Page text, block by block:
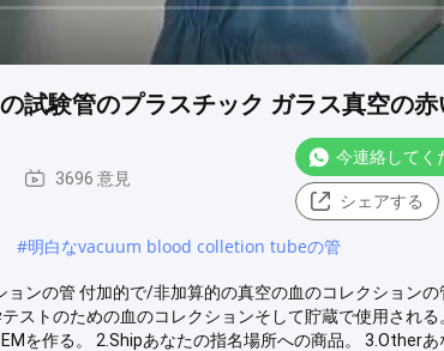
試験管のプラスチック ガラス真空の
3696 意見
今連絡してく
シェアする
#明白なvacuum blood colletion tubeの管
ンの管 付加的で/非加算的の真空の血のコレクションの
ストのための血のコレクションそして貯蔵で使用される
を作る。 2.Shipあなたの指名場所への商品。 3.Otherあ